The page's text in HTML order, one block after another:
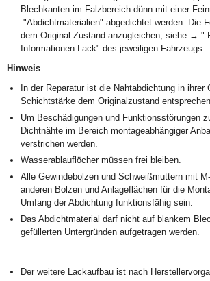
Blechkanten im Falzbereich dünn mit einer
"Abdichtmaterialien" abgedichtet werden. Die
dem Original Zustand anzugleichen, siehe → "
Informationen Lack" des jeweiligen Fahrzeugs.
Hinweis
In der Reparatur ist die Nahtabdichtung in ihrer
Schichtstärke dem Originalzustand
Um Beschädigungen und Funktionsstörungen
Dichtnähte im Bereich montageabhängiger
verstrichen werden.
Wasserablauflöcher müssen frei bleiben.
Alle Gewindebolzen und Schweißmuttern mit
anderen Bolzen und Anlageflächen für die
Umfang der Abdichtung funktionsfähig sein.
Das Abdichtmaterial darf nicht auf blankem
gefüllerten Untergründen aufgetragen werden.
Der weitere Lackaufbau ist nach